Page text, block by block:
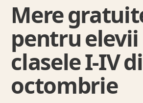
Mere
pentru
clasele I-IV
octombrie